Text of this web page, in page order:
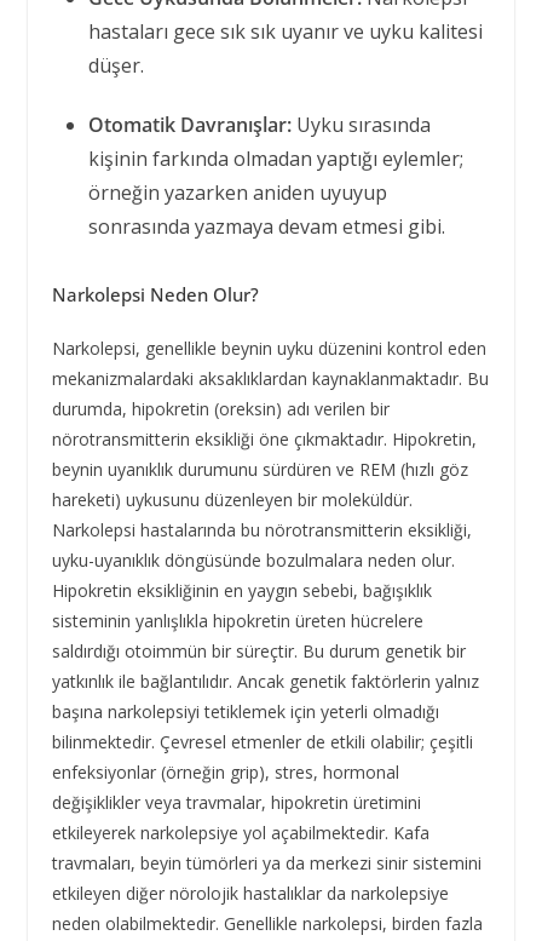
hastaları gece sık sık uyanır ve uyku kalitesi
düşer.
Otomatik Davranışlar: Uyku sırasında
kişinin farkında olmadan yaptığı eylemler;
örneğin yazarken aniden uyuyup
sonrasında yazmaya devam etmesi gibi.
Narkolepsi Neden Olur?
Narkolepsi, genellikle beynin uyku düzenini kontrol eden
mekanizmalardaki aksaklıklardan kaynaklanmaktadır. Bu
durumda, hipokretin (oreksin) adı verilen bir
nörotransmitterin eksikliği öne çıkmaktadır. Hipokretin,
beynin uyanıklık durumunu sürdüren ve REM (hızlı göz
hareketi) uykusunu düzenleyen bir moleküldür.
Narkolepsi hastalarında bu nörotransmitterin eksikliği,
uyku-uyanıklık döngüsünde bozulmalara neden olur.
Hipokretin eksikliğinin en yaygın sebebi, bağışıklık
sisteminin yanlışlıkla hipokretin üreten hücrelere
saldırdığı otoimmün bir süreçtir. Bu durum genetik bir
yatkınlık ile bağlantılıdır. Ancak genetik faktörlerin yalnız
başına narkolepsiyi tetiklemek için yeterli olmadığı
bilinmektedir. Çevresel etmenler de etkili olabilir; çeşitli
enfeksiyonlar (örneğin grip), stres, hormonal
değişiklikler veya travmalar, hipokretin üretimini
etkileyerek narkolepsiye yol açabilmektedir. Kafa
travmaları, beyin tümörleri ya da merkezi sinir sistemini
etkileyen diğer nörolojik hastalıklar da narkolepsiye
neden olabilmektedir. Genellikle narkolepsi, birden fazla